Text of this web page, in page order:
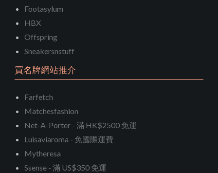
Footasylum
HBX
Offspring
Sneakersnstuff
買名牌網站推介
Farfetch
Matchesfashion
Net-A-Porter - 滿 HK$2500 免運
Luisaviaroma - 免國際運費
Mytheresa
Ssense - 滿 US$350 免運